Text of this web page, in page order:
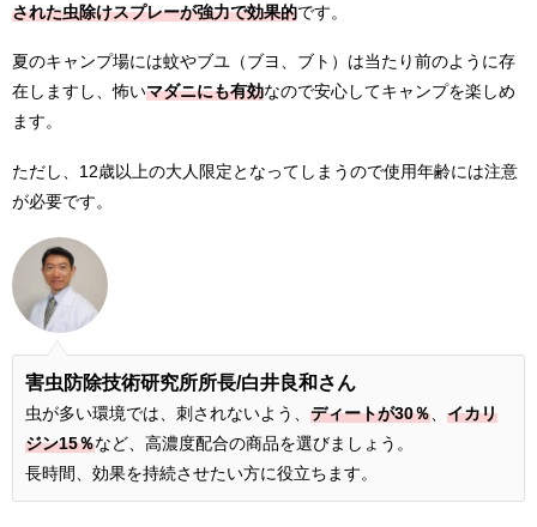
された虫除けスプレーが強力で効果的です。
夏のキャンプ場には蚊やブユ（ブヨ、ブト）は当たり前のように存
在しますし、怖いマダニにも有効なので安心してキャンプを楽しめ
ます。
ただし、 12歳以上の大人限定となってしまうので使用年齢には注意
が必要です。
害虫防除技術研究所所長/白井良和さん
虫が多い環境では、刺されないよう、 ディートが30％
イカリ
ジン15％など、高濃度配合の商品を選びましょう。
長時間、効果を持続させたい方に役立ちます。